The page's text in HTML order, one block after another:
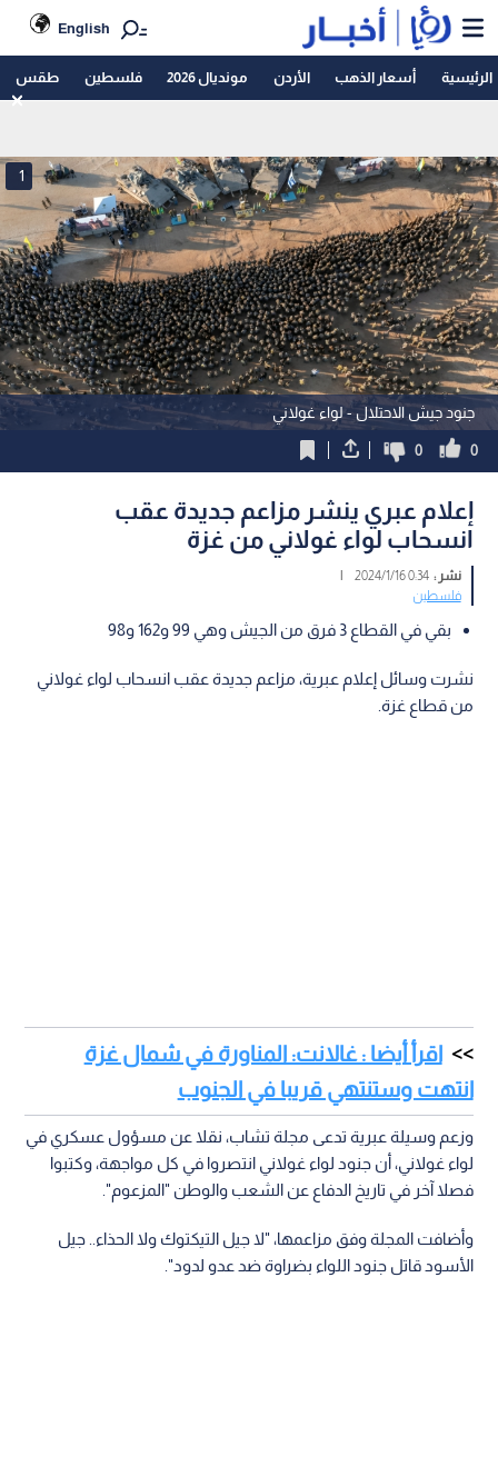
English
الرئيسية أسعار الذهب الأردن مونديال 2026 فلسطين طقس
جنود جيش الاحتلال - لواء غولاني
1
0
0
إعلام عبري ينشر مزاعم جديدة عقب
انسحاب لواء غولاني من غزة
نشر :0:34 2024/1/16
|
فلسطين
بقي في القطاع 3 فرق من الجيش وهي 99 و162 و98
نشرت وسائل إعلام عبرية، مزاعم جديدة عقب انسحاب لواء غولاني
من قطاع غزة.
اقرأ أيضا : غالانت: المناورة في شمال غزة
انتهت وستنتهي قريبا في الجنوب
وزعم وسيلة عبرية تدعى مجلة تشاب، نقلا عن مسؤول عسكري في
لواء غولاني، أن جنود لواء غولاني انتصروا في كل مواجهة، وكتبوا
فصلا آخر في تاريخ الدفاع عن الشعب والوطن "المزعوم".
وأضافت المجلة وفق مزاعمها، "لا جيل التيكتوك ولا الحذاء.. جيل
الأسود قاتل جنود اللواء بضراوة ضد عدو لدود".